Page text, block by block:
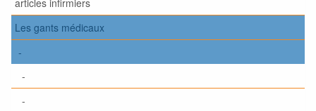
articles infirmiers
Les gants médicaux
-
-
-